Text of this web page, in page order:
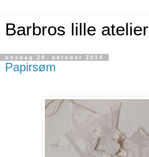
Barbros lille atelier
onsdag 29. oktober 2014
Papirsøm